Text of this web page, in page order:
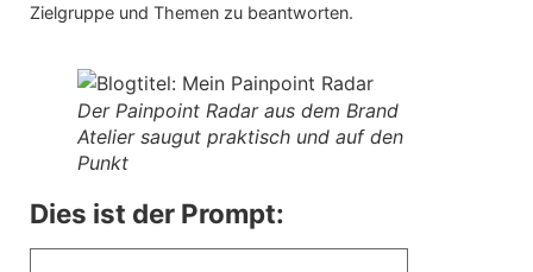
Zielgruppe und Themen zu beantworten.
Der Painpoint Radar aus dem Brand
Atelier saugut praktisch und auf den
Punkt
Dies ist der Prompt: